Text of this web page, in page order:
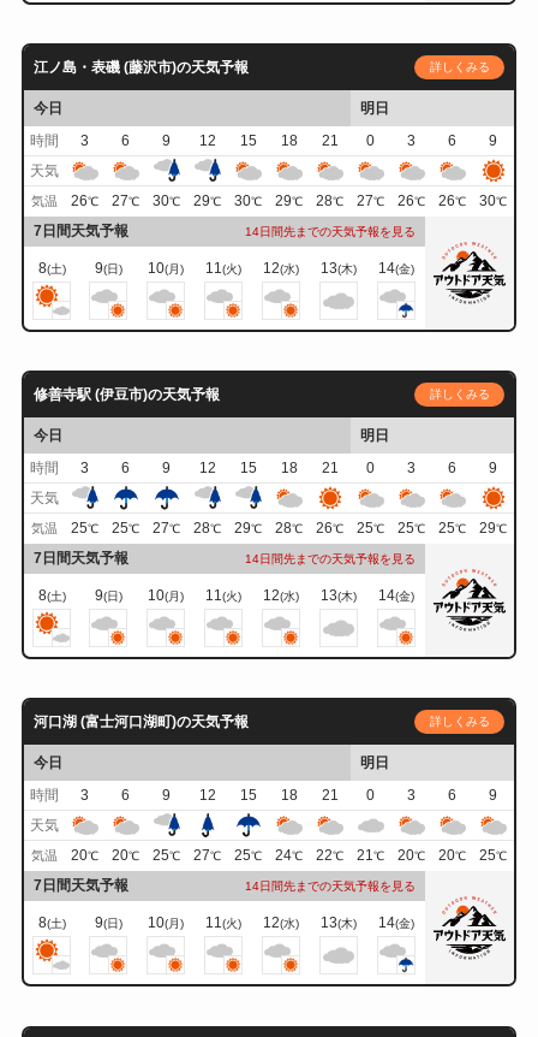
江ノ島・表磯 (藤沢市)の天気予報 詳しくみる
今日
明日
時間
3 6 9 12 15 18 21 0 3 6
9
天気
気温 26℃ 27℃ 30℃ 29℃ 30℃ 29℃ 28℃ 27℃ 26℃ 26℃ 30℃
7日間天気予報 14日間先までの天気予報を見る
8(土) 9(日) 10(月) 11(火) 12(水) 13(木) 14(金)
修善寺駅 (伊豆市)の天気予報 詳しくみる
今日
明日
時間
3 6 9 12 15 18 21 0 3 6
9
天気
気温 25℃ 25℃ 27℃ 28℃ 29℃ 28℃ 26℃ 25℃ 25℃ 25℃ 29℃
7日間天気予報 14日間先までの天気予報を見る
8(土) 9(日) 10(月) 11(火) 12(水) 13(木) 14(金)
河口湖 (富士河口湖町)の天気予報 詳しくみる
今日
明日
時間
3 6 9 12 15 18 21 0 3 6
9
天気
気温 20℃ 20℃ 25℃ 27℃ 25℃ 24℃ 22℃ 21℃ 20℃ 20℃ 25℃
7日間天気予報 14日間先までの天気予報を見る
8(土) 9(日) 10(月) 11(火) 12(水) 13(木) 14(金)